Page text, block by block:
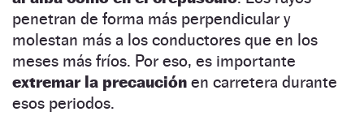
penetran de forma más perpendicular y
molestan más a los conductores que en los
meses más fríos. Por eso, es importante
extremar la precaución en carretera durante
esos periodos.